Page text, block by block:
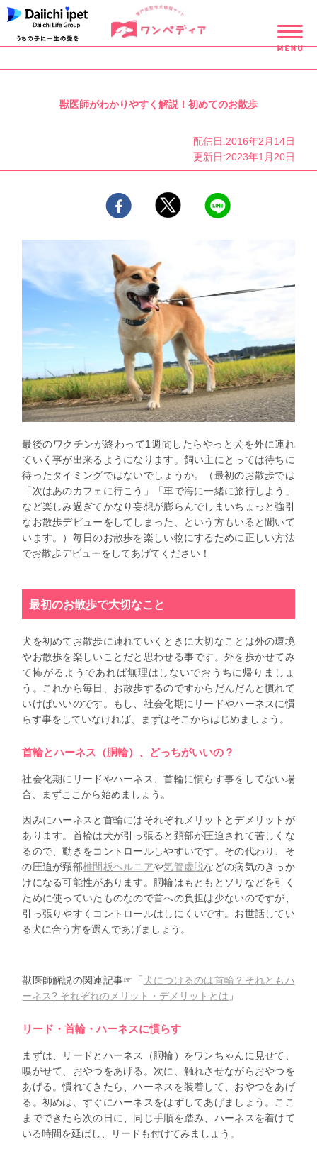
獣医師がわかりやすく解説！初めてのお散歩
配信日:2016年2月14日
更新日:2023年1月20日
最後のワクチンが終わって1週間したらやっと犬を外に連れ
ていく事が出来るようになります。飼い主にとっては待ちに
待ったタイミングではないでしょうか。（最初のお散歩では
「次はあのカフェに行こう」「車で海に一緒に旅行しよう」
など楽しみ過ぎてかなり妄想が膨らんでしまいちょっと強引
なお散歩デビューをしてしまった、という方もいると聞いて
います。）毎日のお散歩を楽しい物にするために正しい方法
でお散歩デビューをしてあげてください！
最初のお散歩で大切なこと
犬を初めてお散歩に連れていくときに大切なことは外の環境
やお散歩を楽しいことだと思わせる事です。外を歩かせてみ
て怖がるようであれば無理はしないでおうちに帰りましょ
う。これから毎日、お散歩するのですからだんだんと慣れて
いけばいいのです。もし、社会化期にリードやハーネスに慣
らす事をしていなければ、まずはそこからはじめましょう。
首輪とハーネス（胴輪）、どっちがいいの？
社会化期にリードやハーネス、首輪に慣らす事をしてない場
合、まずここから始めましょう。
因みにハーネスと首輪にはそれぞれメリットとデメリットが
あります。首輪は犬が引っ張ると頚部が圧迫されて苦しくな
るので、動きをコントロールしやすいです。その代わり、そ
の圧迫が頚部椎間板ヘルニアや気管虚脱などの病気のきっか
けになる可能性があります。胴輪はもともとソリなどを引く
ために使っていたものなので首への負担は少ないのですが、
引っ張りやすくコントロールはしにくいです。お世話してい
る犬に合う方を選んであげましょう。
獣医師解説の関連記事☞「 犬につけるのは首輪？それともハ
ーネス? それぞれのメリット・デメリットとは 」
リード・首輪・ハーネスに慣らす
まずは、リードとハーネス（胴輪）をワンちゃんに見せて、
嗅がせて、おやつをあげる。次に、触れさせながらおやつを
あげる。慣れてきたら、ハーネスを装着して、おやつをあげ
る。初めは、すぐにハーネスをはずしてあげましょう。ここ
までできたら次の日に、同じ手順を踏み、ハーネスを着けて
いる時間を延ばし、リードも付けてみましょう。